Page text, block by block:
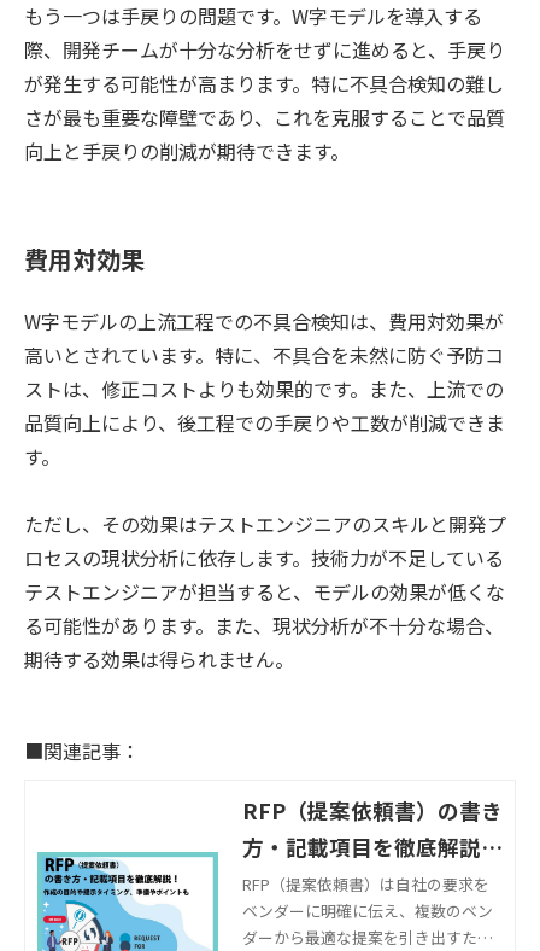
もう一つは手戻りの問題です。W字モデルを導入する
際、開発チームが十分な分析をせずに進めると、手戻り
が発生する可能性が高まります。特に不具合検知の難し
さが最も重要な障壁であり、これを克服することで品質
向上と手戻りの削減が期待できます。
費用対効果
W字モデルの上流工程での不具合検知は、費用対効果が
高いとされています。特に、不具合を未然に防ぐ予防コ
ストは、修正コストよりも効果的です。また、上流での
品質向上により、後工程での手戻りや工数が削減できま
す。
ただし、その効果はテストエンジニアのスキルと開発プ
ロセスの現状分析に依存します。技術力が不足している
テストエンジニアが担当すると、モデルの効果が低くな
る可能性があります。また、現状分析が不十分な場合、
期待する効果は得られません。
■関連記事：
RFP（提案依頼書）の書き
方・記載項目を徹底解説！
作成の目的や提示タイミン
グ、準備やポイントも
RFP（提案依頼書）は自社の要求を
ベンダーに明確に伝え、複数のベン
ダーから最適な提案を引き出すため